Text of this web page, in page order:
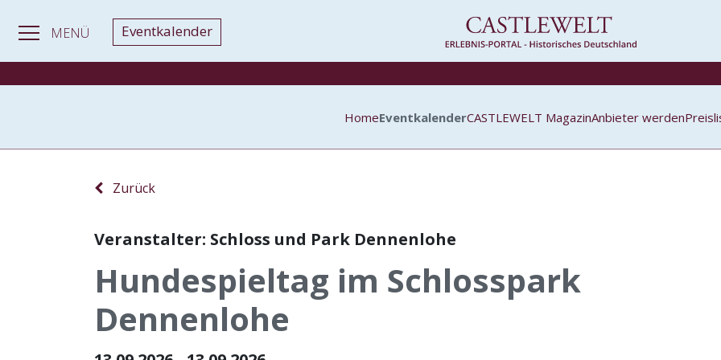
MENÜ Eventkalender
HomeEventkalenderCASTLEWELT MagazinAnbieter werden
Zurück
Veranstalter: Schloss und Park Dennenlohe
Hundespieltag im Schlosspark
Dennenlohe